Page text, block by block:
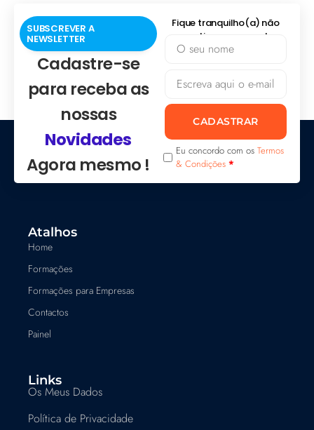
SUBSCREVER A
NEWSLETTER
Cadastre-se
para receba as
nossas
Novidades
Agora mesmo !
Fique tranquilho(a) não
praticamos spam!
CADASTRAR
Eu concordo com os Termos
& Condições *
Atalhos
Home
Formações
Formações para Empresas
Contactos
Painel
Links
Os Meus Dados
Política de Privacidade